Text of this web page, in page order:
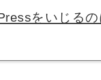
をいじる